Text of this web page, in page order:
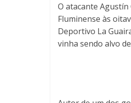
O atacante Agustín
Fluminense às
Deportivo La
vinha sendo alvo